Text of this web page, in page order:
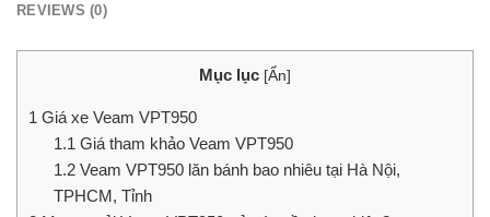
REVIEWS (0)
Mục lục [Ẩn]
1 Giá xe Veam VPT950
1.1 Giá tham khảo Veam VPT950
1.2Veam VPT950 lăn bánh bao nhiêu tại Hà Nội,
TPHCM, Tỉnh